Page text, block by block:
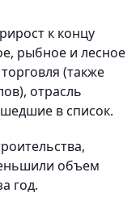
к концу
рыбное и лесное
(также
отрасль
в список.
объем
год.